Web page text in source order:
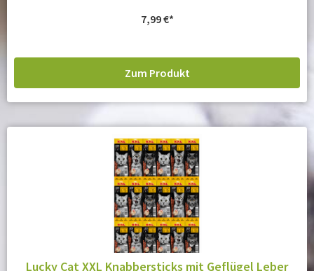
7,99€
Zum Produkt
Lucky Cat XXL Knabbersticks mit Geflügel Leber